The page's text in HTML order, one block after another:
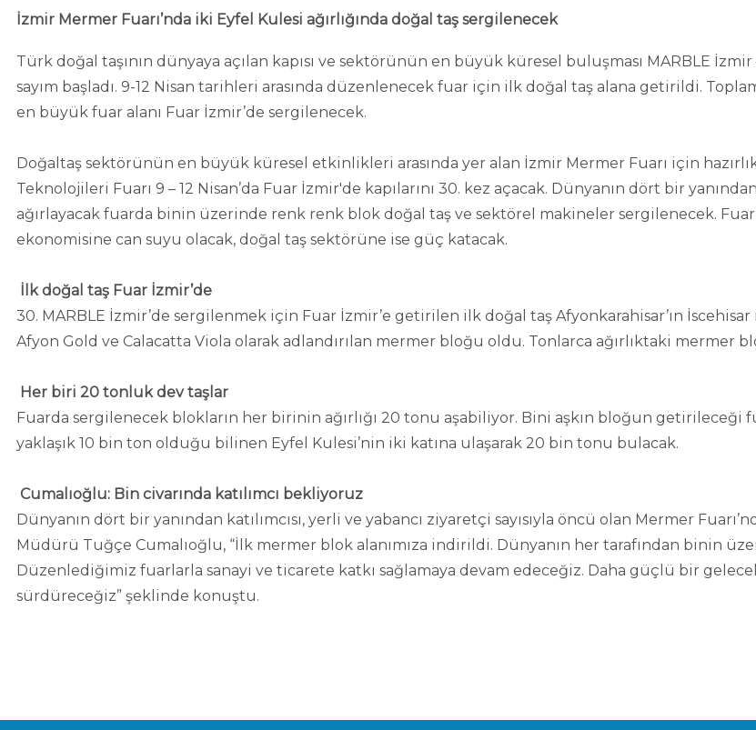
İzmir Mermer Fuarı’nda iki Eyfel Kulesi ağırlığında doğal taş sergilenecek
Türk doğal taşının dünyaya açılan kapısı ve sektörünün en büyük küresel buluşması MARBLE
sayım başladı. 9-12 Nisan tarihleri arasında düzenlenecek fuar için ilk doğal taş alana getirildi.
en büyük fuar alanı Fuar İzmir’de sergilenecek.
Doğaltaş sektörünün en büyük küresel etkinlikleri arasında yer alan İzmir Mermer Fuarı için
Teknolojileri Fuarı 9 – 12 Nisan’da Fuar İzmir'de kapılarını 30. kez açacak. Dünyanın dört bir
ağırlayacak fuarda binin üzerinde renk renk blok doğal taş ve sektörel makineler sergilenecek.
ekonomisine can suyu olacak, doğal taş sektörüne ise güç katacak.
İlk doğal taş Fuar İzmir’de
30. MARBLE İzmir’de sergilenmek için Fuar İzmir’e getirilen ilk doğal taş Afyonkarahisar’ın
Afyon Gold ve Calacatta Viola olarak adlandırılan mermer bloğu oldu. Tonlarca ağırlıktaki mermer
Her biri 20 tonluk dev taşlar
Fuarda sergilenecek blokların her birinin ağırlığı 20 tonu aşabiliyor. Bini aşkın bloğun getirileceği
yaklaşık 10 bin ton olduğu bilinen Eyfel Kulesi’nin iki katına ulaşarak 20 bin tonu bulacak.
Cumalıoğlu: Bin civarında katılımcı bekliyoruz
Dünyanın dört bir yanından katılımcısı, yerli ve yabancı ziyaretçi sayısıyla öncü olan Mermer
Müdürü Tuğçe Cumalıoğlu, “İlk mermer blok alanımıza indirildi. Dünyanın her tarafından binin
Düzenlediğimiz fuarlarla sanayi ve ticarete katkı sağlamaya devam edeceğiz. Daha güçlü bir
sürdüreceğiz” şeklinde konuştu.